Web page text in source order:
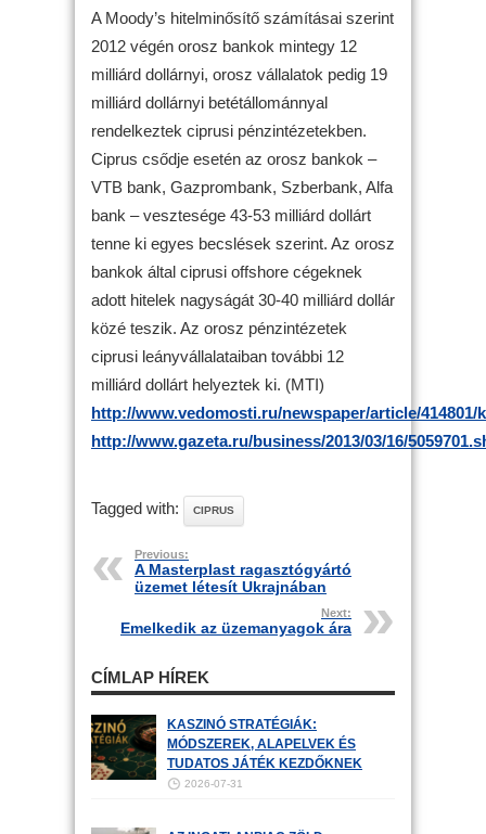
A Moody’s hitelminősítő számításai szerint
2012 végén orosz bankok mintegy 12
milliárd dollárnyi, orosz vállalatok pedig 19
milliárd dollárnyi betétállománnyal
rendelkeztek ciprusi pénzintézetekben.
Ciprus csődje esetén az orosz bankok –
VTB bank, Gazprombank, Szberbank, Alfa
bank – vesztesége 43-53 milliárd dollárt
tenne ki egyes becslések szerint. Az orosz
bankok által ciprusi offshore cégeknek
adott hitelek nagyságát 30-40 milliárd dollár
közé teszik. Az orosz pénzintézetek
ciprusi leányvállalataiban további 12
milliárd dollárt helyeztek ki. (MTI)
http://www.vedomosti.ru/newspaper/article/
http://www.gazeta.ru/business/2013/03/16/
Tagged with: CIPRUS
Previous:
A Masterplast ragasztógyártó
üzemet létesít Ukrajnában
Next:
Emelkedik az üzemanyagok ára
CÍMLAP HÍREK
KASZINÓ STRATÉGIÁK:
MÓDSZEREK, ALAPELVEK ÉS
TUDATOS JÁTÉK KEZDŐKNEK
2026-07-31